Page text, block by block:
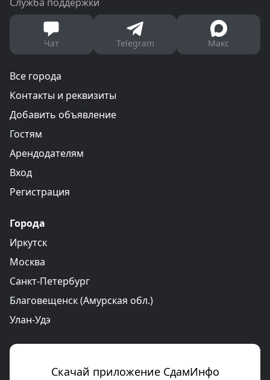
Чат Telegram Макс
Все города
Контакты и реквизиты
Добавить объявление
Гостям
Арендодателям
Вход
Регистрация
Города
Иркутск
Москва
Санкт-Петербург
Благовещенск (Амурская обл.)
Улан-Удэ
Скачай приложение СдамИнфо